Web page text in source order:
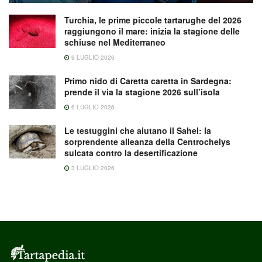
Turchia, le prime piccole tartarughe del 2026
raggiungono il mare: inizia la stagione delle
schiuse nel Mediterraneo
9 LUGLIO 2026
Primo nido di Caretta caretta in Sardegna:
prende il via la stagione 2026 sull’isola
6 LUGLIO 2026
Le testuggini che aiutano il Sahel: la
sorprendente alleanza della Centrochelys
sulcata contro la desertificazione
3 LUGLIO 2026